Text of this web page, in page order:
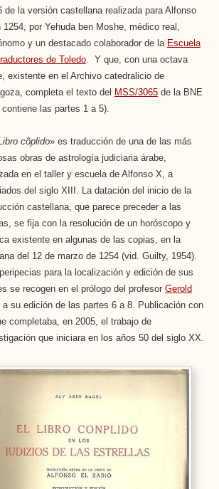
de la versión castellana realizada para Alfonso
1254, por Yehuda ben Moshe, médico real,
y un destacado colaborador de la Escuela
de Toledo. Y que, con una octava
existente en el Archivo catedralicio de
completa el texto del MSS/3065de la BNE
contiene las partes 1 a 5).
cõplido» es traducción de una de las más
obras de astrología judiciaria árabe,
en el taller y escuela de Alfonso X, a
del siglo XIII. La datación del inicio de la
castellana, que parece preceder a las
se fija con la resolución de un horóscopo y
existente en algunas de las copias, en la
del 12 de marzo de 1254 (vid. Guilty, 1954).
peripecias para la localización y edición de sus
se recogen en el prólogo del profesor Gerold
a su edición de las partes 6 a 8. Publicación con
completaba, en 2005, el trabajo de
que iniciara en los años 50 del siglo XX.